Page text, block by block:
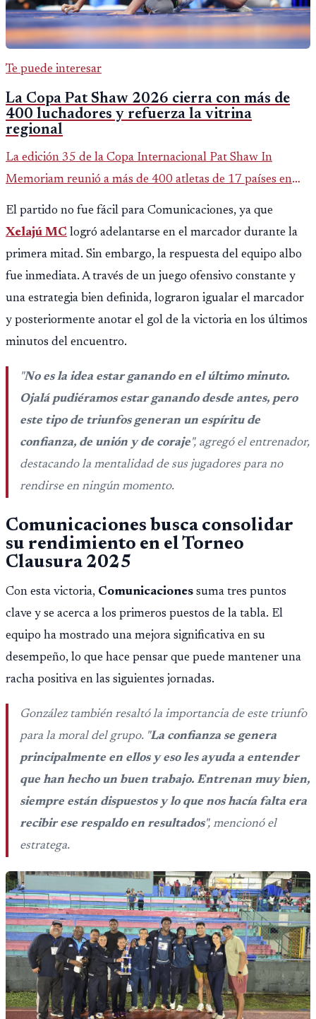
Te puede interesar
La Copa Pat Shaw 2026 cierra con más de
400 luchadores y refuerza la vitrina
regional
La edición 35 de la Copa Internacional Pat Shaw In
Memoriam reunió a más de 400 atletas de 17 países en
Guatemala y dejó una participación destacada de la
delegación nacional, según el balance oficial de CDAG.
El partido no fue fácil para Comunicaciones, ya que
Xelajú MC logró adelantarse en el marcador durante la
primera mitad. Sin embargo, la respuesta del equipo albo
fue inmediata. A través de un juego ofensivo constante y
una estrategia bien definida, lograron igualar el marcador
y posteriormente anotar el gol de la victoria en los últimos
minutos del encuentro.
"No es la idea estar ganando en el último minuto.
Ojalá pudiéramos estar ganando desde antes, pero
este tipo de triunfos generan un espíritu de
confianza, de unión y de coraje", agregó el entrenador,
destacando la mentalidad de sus jugadores para no
rendirse en ningún momento.
Comunicaciones busca consolidar
su rendimiento en el Torneo
Clausura 2025
Con esta victoria, Comunicaciones suma tres puntos
clave y se acerca a los primeros puestos de la tabla. El
equipo ha mostrado una mejora significativa en su
desempeño, lo que hace pensar que puede mantener una
racha positiva en las siguientes jornadas.
González también resaltó la importancia de este triunfo
para la moral del grupo. "La confianza se genera
principalmente en ellos y eso les ayuda a entender
que han hecho un buen trabajo. Entrenan muy bien,
siempre están dispuestos y lo que nos hacía falta era
recibir ese respaldo en resultados", mencionó el
estratega.